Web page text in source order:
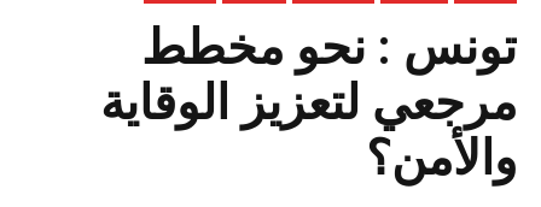
تونس : نحو مخطط
مرجعي لتعزيز الوقاية
والأمن؟